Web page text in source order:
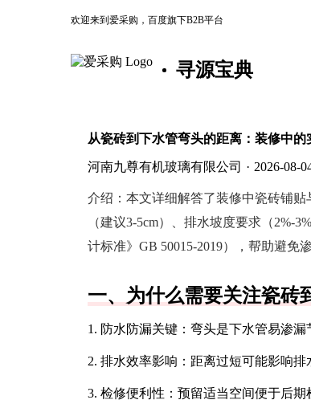
欢迎来到爱采购，百度旗下B2B平台
寻源宝典
从瓷砖到下水管弯头的距离：装修中的
河南九尊有机玻璃有限公司 · 2026-08-
介绍： 本文详细解答了装修中瓷砖铺
（建议3-5cm）、排水坡度要求（2%-
计标准》GB 50015-2019），帮助避免
一、为什么需要关注瓷砖
1. 防水防漏关键：弯头是下水管易渗
2. 排水效率影响：距离过短可能影响排
3. 检修便利性：预留适当空间便于后期